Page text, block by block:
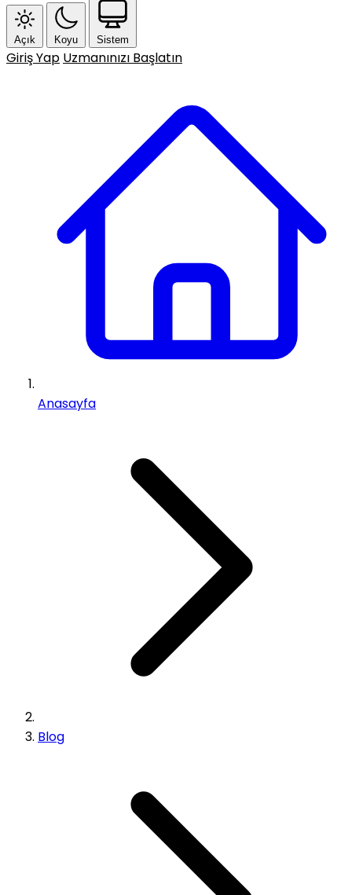
Açık Koyu Sistem
Giriş Yap Uzmanınızı Başlatın
Anasayfa
Blog